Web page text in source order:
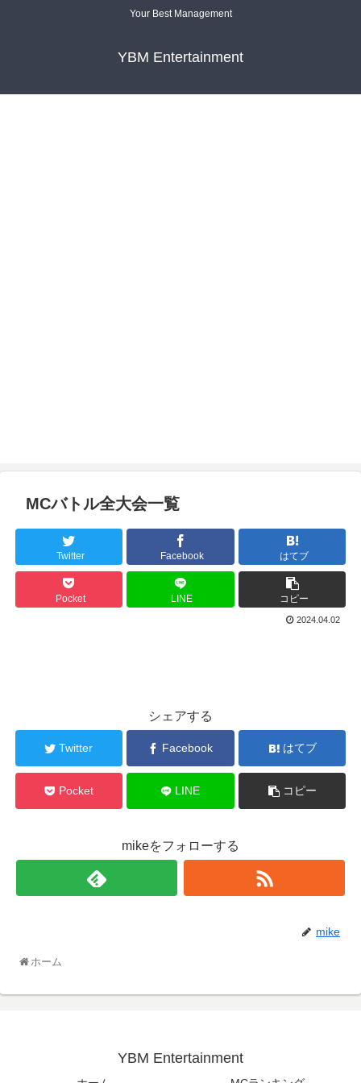
Your Best Management
YBM Entertainment
MCバトル全大会一覧
Twitter Facebook はてブ
Pocket LINE コピー
2024.04.02
シェアする
Twitter Facebook はてブ
Pocket LINE コピー
mikeをフォローする
mike
ホーム
YBM Entertainment